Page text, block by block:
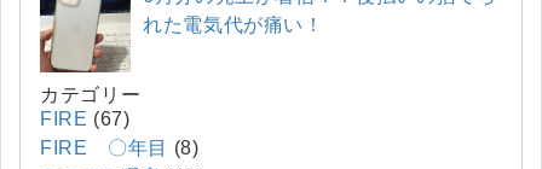
れた電気代が痛い！
カテゴリー
FIRE (67)
FIRE 〇年目
(8)